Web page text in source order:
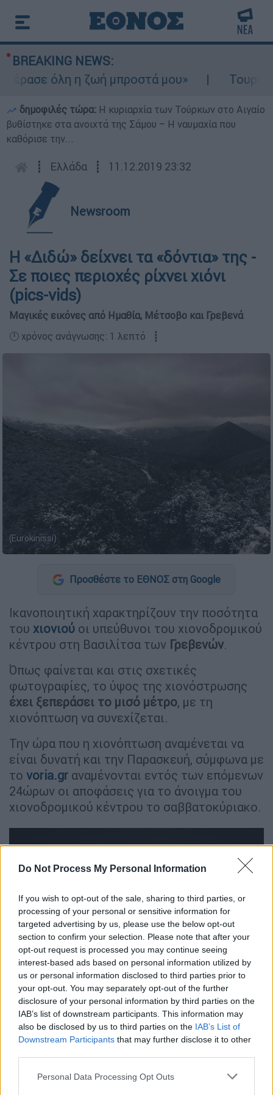
Do Not Process My Personal Information
If you wish to opt-out of the sale, sharing to third parties, or
processing of your personal or sensitive information for
targeted advertising by us, please use the below opt-out
section to confirm your selection. Please note that after your
opt-out request is processed you may continue seeing
interest-based ads based on personal information utilized by
us or personal information disclosed to third parties prior to
your opt-out. You may separately opt-out of the further
disclosure of your personal information by third parties on the
IAB’s list of downstream participants. This information may
also be disclosed by us to third parties on the IAB’s List of
Downstream Participants that may further disclose it to other
Please note that this website/app uses one or more Google
Personal Data Processing Opt Outs
BREAKING NEWS:
όλη η ζωή μπροστά μου»
δημοφιλές τώρα: Η κυριαρχία των Τούρκων στο Αιγαίο
βυθίστηκε στα ανοιχτά της Σάμου – Η ναυμαχία που
καθόρισε την...
┋ Ελλάδα ┋ 11.12.2019 23:32
Newsroom
Η «Διδώ» δείχνει τα «δόντια» της -
Σε ποιες περιοχές ρίχνει χιόνι
(pics-vids)
Μαγικές εικόνες από Ημαθία, Μέτσοβο και Γρεβενά
🕛 χρόνος ανάγνωσης: 1 λεπτό ┋
(Eurokinissi)
Προσθέστε το ΕΘΝΟΣ στη Google
Ικανοποιητική χαρακτηρίζουν την ποσότητα
του χιονιού οι υπεύθυνοι του χιονοδρομικού
κέντρου στη Βασιλίτσα των Γρεβενών.
Όπως φαίνεται και στις σχετικές
φωτογραφίες, το ύψος της χιονόστρωσης
έχει ξεπεράσει το μισό μέτρο, με τη
χιονόπτωση να συνεχίζεται.
Την ώρα που η χιονόπτωση αναμένεται να
είναι δυνατή και την Παρασκευή, σύμφωνα με
το voria.gr αναμένονται εντός των επόμενων
24ώρων οι αποφάσεις για το άνοιγμα του
χιονοδρομικού κέντρου το σαββατοκύριακο.